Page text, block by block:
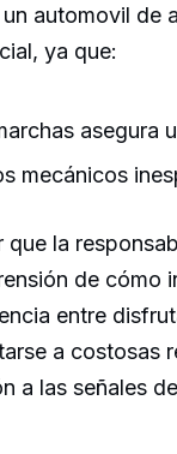
automovil de
ya que:
asegura
mecánicos
la
de cómo
entre
a costosas
a las señales